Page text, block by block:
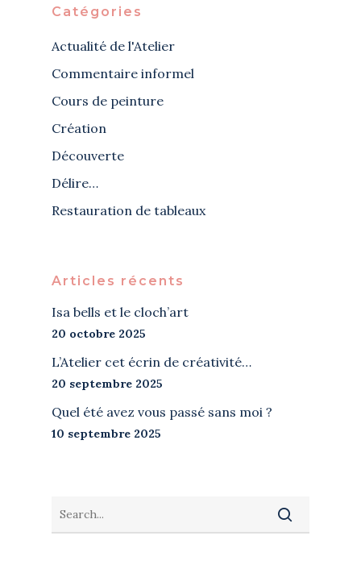
Catégories
Actualité de l'Atelier
Commentaire informel
Cours de peinture
Création
Découverte
Délire…
Restauration de tableaux
Articles récents
Isa bells et le cloch’art
20 octobre 2025
L’Atelier cet écrin de créativité…
20 septembre 2025
Quel été avez vous passé sans moi ?
10 septembre 2025